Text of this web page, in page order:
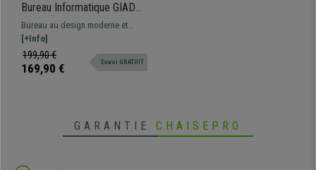
Bureau Informatique GIADA,
106x50x76cm, Design
Exclusif, en Métal et Bois
Bureau au design moderne et
élégant. Grande qualité de
fabrication, conception en bois et
en métal à haute résistance.
[+Info]
199,90 €
169,90 € Envoi GRATUIT
GARANTIE CHAISEPRO